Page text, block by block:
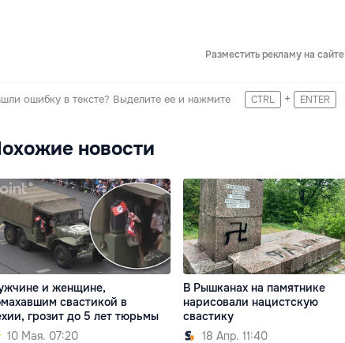
Разместить рекламу на сайте
ошибку в тексте? Выделите ее и нажмите CTRL + ENTER
новости
и женщине,
свастикой в
грозит до 5 лет тюрьмы
10 Мая. 07:20
В Рышканах на памятнике
нарисовали нацистскую
свастику
18 Апр. 11:40